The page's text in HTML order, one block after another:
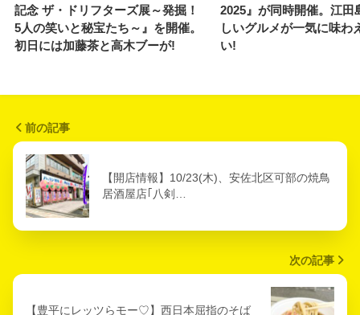
記念 ザ・ドリフターズ展～発掘！
5人の笑いと秘宝たち～』を開催。
初日には加藤茶と高木ブーが!
2025』が同時開催。江田
しいグルメが一気に味わ
い!
前の記事
【開店情報】10/23(木)、安佐北区可部の焼鳥
居酒屋店｢八剣…
次の記事
【豊平にレッツらモー♡】西日本屈指のそば